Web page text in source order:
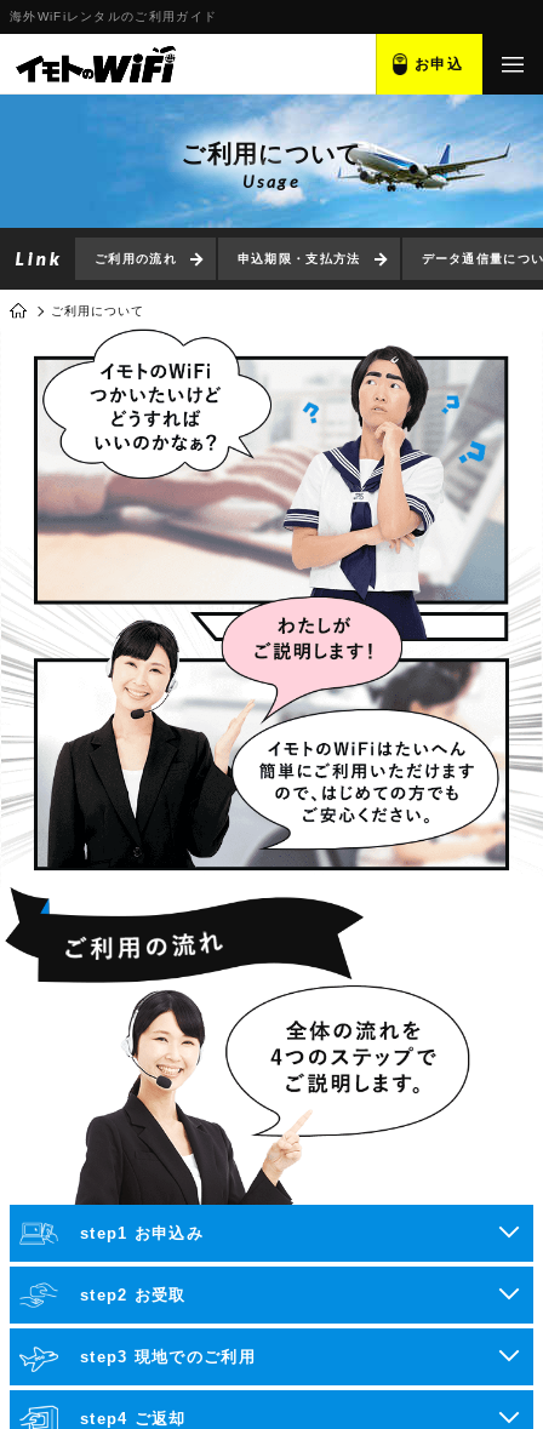
海外WiFiレンタルのご利用ガイド
お申込
ご利用について
Usage
ご利用の流れ 申込期限・支払方法 データ通信量につ
ご利用について
step1 お申込み
step2 お受取
step3 現地でのご利用
step4 ご返却